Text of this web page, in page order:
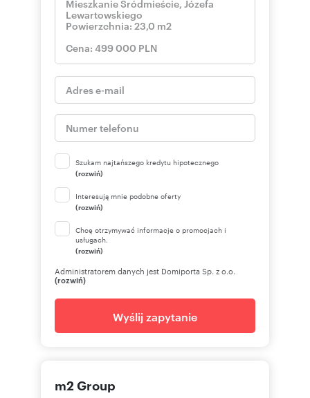
Szukam najtańszego kredytu hipotecznego
(rozwiń)
Interesują mnie podobne oferty
(rozwiń)
Chcę otrzymywać informacje o promocjach i
usługach.
(rozwiń)
Administratorem danych jest Domiporta Sp. z o.o.
(rozwiń)
Wyślij zapytanie
m2 Group